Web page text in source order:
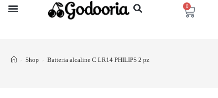
0
> Shop > Batteria alcaline C LR14 PHILIPS 2 pz